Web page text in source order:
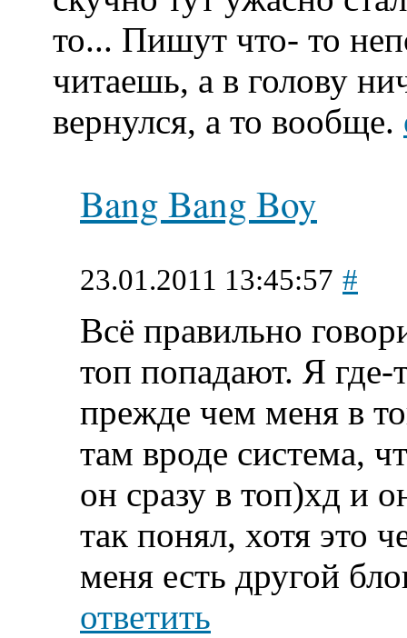
то... Пишут что- то
читаешь, а в голову
вернулся, а то вообще.
Bang Bang Boy
23.01.2011 13:45:57 #
Всё правильно
топ попадают. Я где-
прежде чем меня в
там вроде система,
он сразу в топ)хд и
так понял, хотя это
меня есть другой
ответить